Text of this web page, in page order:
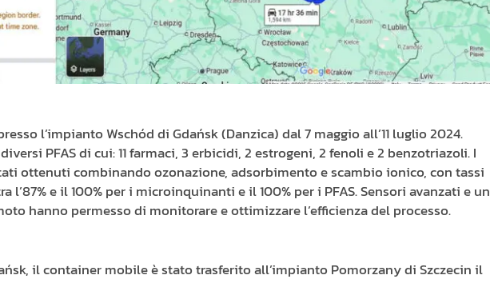
l’impianto Wschód di Gdańsk (Danzica) dal 7 maggio all’11 luglio 2024.
PFAS di cui: 11 farmaci, 3 erbicidi, 2 estrogeni, 2 fenoli e 2 benzotriazoli. I
ottenuti combinando ozonazione, adsorbimento e scambio ionico, con tassi
l’87% e il 100% per i microinquinanti e il 100% per i PFAS. Sensori avanzati e un
hanno permesso di monitorare e ottimizzare l’efficienza del processo.
il container mobile è stato trasferito all’impianto Pomorzany di Szczecin il